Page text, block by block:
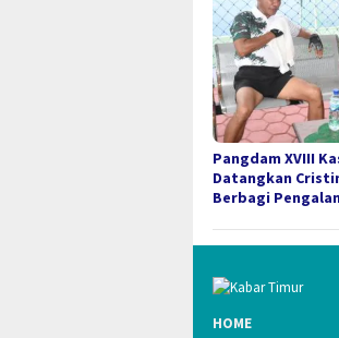
Pangdam XVIII
Datangkan
Berbagi
HOME